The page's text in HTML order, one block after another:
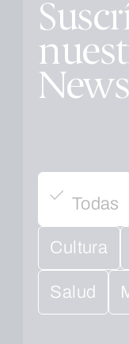
Todas
Cultura
Salud